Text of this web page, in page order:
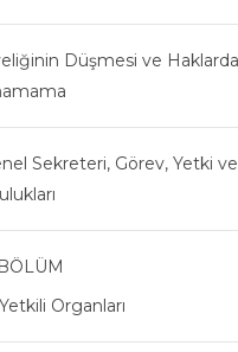
Düşmesi ve
Sekreteri, Görev, Yetki ve
Organları